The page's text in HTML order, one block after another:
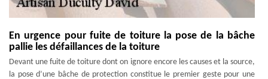
En urgence pour fuite de toiture la pose de la bâche
pallie les défaillances de la toiture
Devant une fuite de toiture dont on ignore encore les causes et la source,
la pose d’une bâche de protection constitue le premier geste pour une